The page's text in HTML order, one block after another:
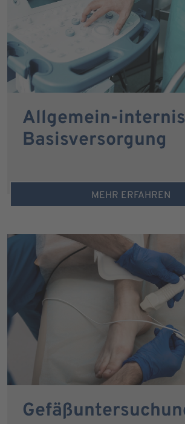
Allgemein-
Basisversorgung
MEHR ERFAHREN